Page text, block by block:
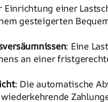
Einrichtung einer
gesteigerten
: Eine
an einer
: Die automatische